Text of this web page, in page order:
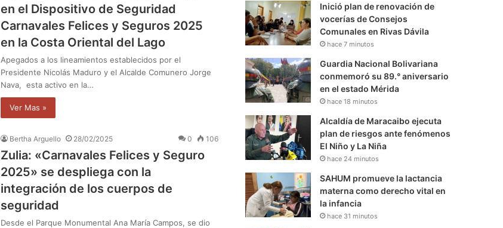
en el Dispositivo de Seguridad
Carnavales Felices y Seguros 2025
en la Costa Oriental del Lago
Apegados a los lineamientos establecidos por el
Presidente Nicolás Maduro y el Alcalde Comunero Jorge
Nava, esta activo en la…
Ver Mas »
Bertha Arguello 28/02/2025 0 106
Zulia: «Carnavales Felices y Seguro
2025» se despliega con la
integración de los cuerpos de
seguridad
Desde el Parque Monumental Ana María Campos, se dio
Inició plan de renovación de
vocerías de Consejos
Comunales en Rivas Dávila
hace 7 minutos
Guardia Nacional Bolivariana
conmemoró su 89.° aniversario
en el estado Mérida
hace 18 minutos
Alcaldía de Maracaibo ejecuta
plan de riesgos ante fenómenos
El Niño y La Niña
hace 24 minutos
SAHUM promueve la lactancia
materna como derecho vital en
la infancia
hace 31 minutos